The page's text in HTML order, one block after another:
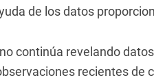
de los datos
continúa revelando
recientes de